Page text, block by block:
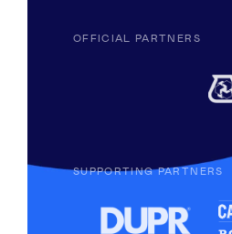
OFFICIAL PARTNERS
SUPPORTING PARTNERS